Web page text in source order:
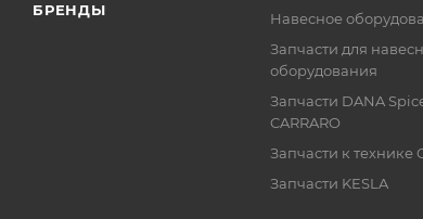
БРЕНДЫ
Навесное
Запчасти для
оборудования
Запчасти DANA
CARRARO
Запчасти к технике
Запчасти KESLA